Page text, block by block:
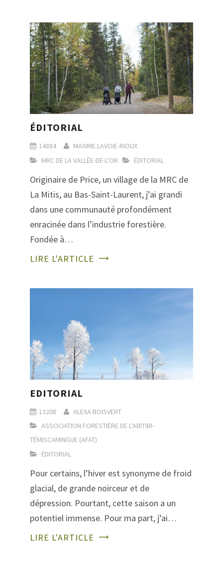
ÉDITORIAL
14884
MAXIME LAVOIE-RIOUX
MRC DE LA VALLÉE-DE-L'OR
ÉDITORIAL
Originaire de Price, un village de la MRC de
La Mitis, au Bas-Saint-Laurent, j’ai grandi
dans une communauté profondément
enracinée dans l’industrie forestière.
Fondée à…
LIRE L'ARTICLE
EDITORIAL
13208
ALEXA BOISVERT
ASSOCIATION FORESTIÈRE DE L'ABITIBI-
TÉMISCAMINGUE (AFAT)
ÉDITORIAL
Pour certains, l’hiver est synonyme de froid
glacial, de grande noirceur et de
dépression. Pourtant, cette saison a un
potentiel immense. Pour ma part, j’ai…
LIRE L'ARTICLE